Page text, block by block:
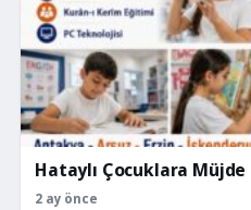
Hataylı Çocuklara Müjde
2 ay önce